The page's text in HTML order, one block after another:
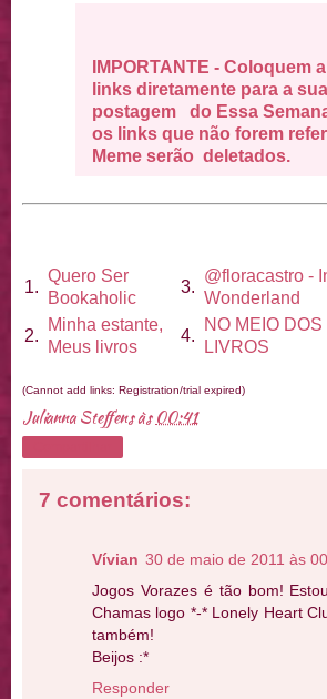
IMPORTANTE - Coloquem
links diretamente para a sua
postagem do Essa
os links que não forem
Meme serão deletados.
1.
Quero Ser
Bookaholic
3.
@floracastro -
Wonderland
2.
Minha estante,
Meus livros
4.
NO MEIO DOS
LIVROS
(Cannot add links: Registration/trial expired)
Julianna Steffensàs00:41
7 comentários:
Vívian 30 de maio de 2011 às
Jogos Vorazes é tão bom!
Chamas logo *-* Lonely Heart
também!
Beijos :*
Responder